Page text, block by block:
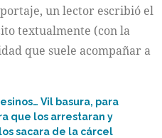
un lector escribió el
textualmente (con la
que suele acompañar a
Vil basura, para
que los arrestaran y
sacara de la cárcel